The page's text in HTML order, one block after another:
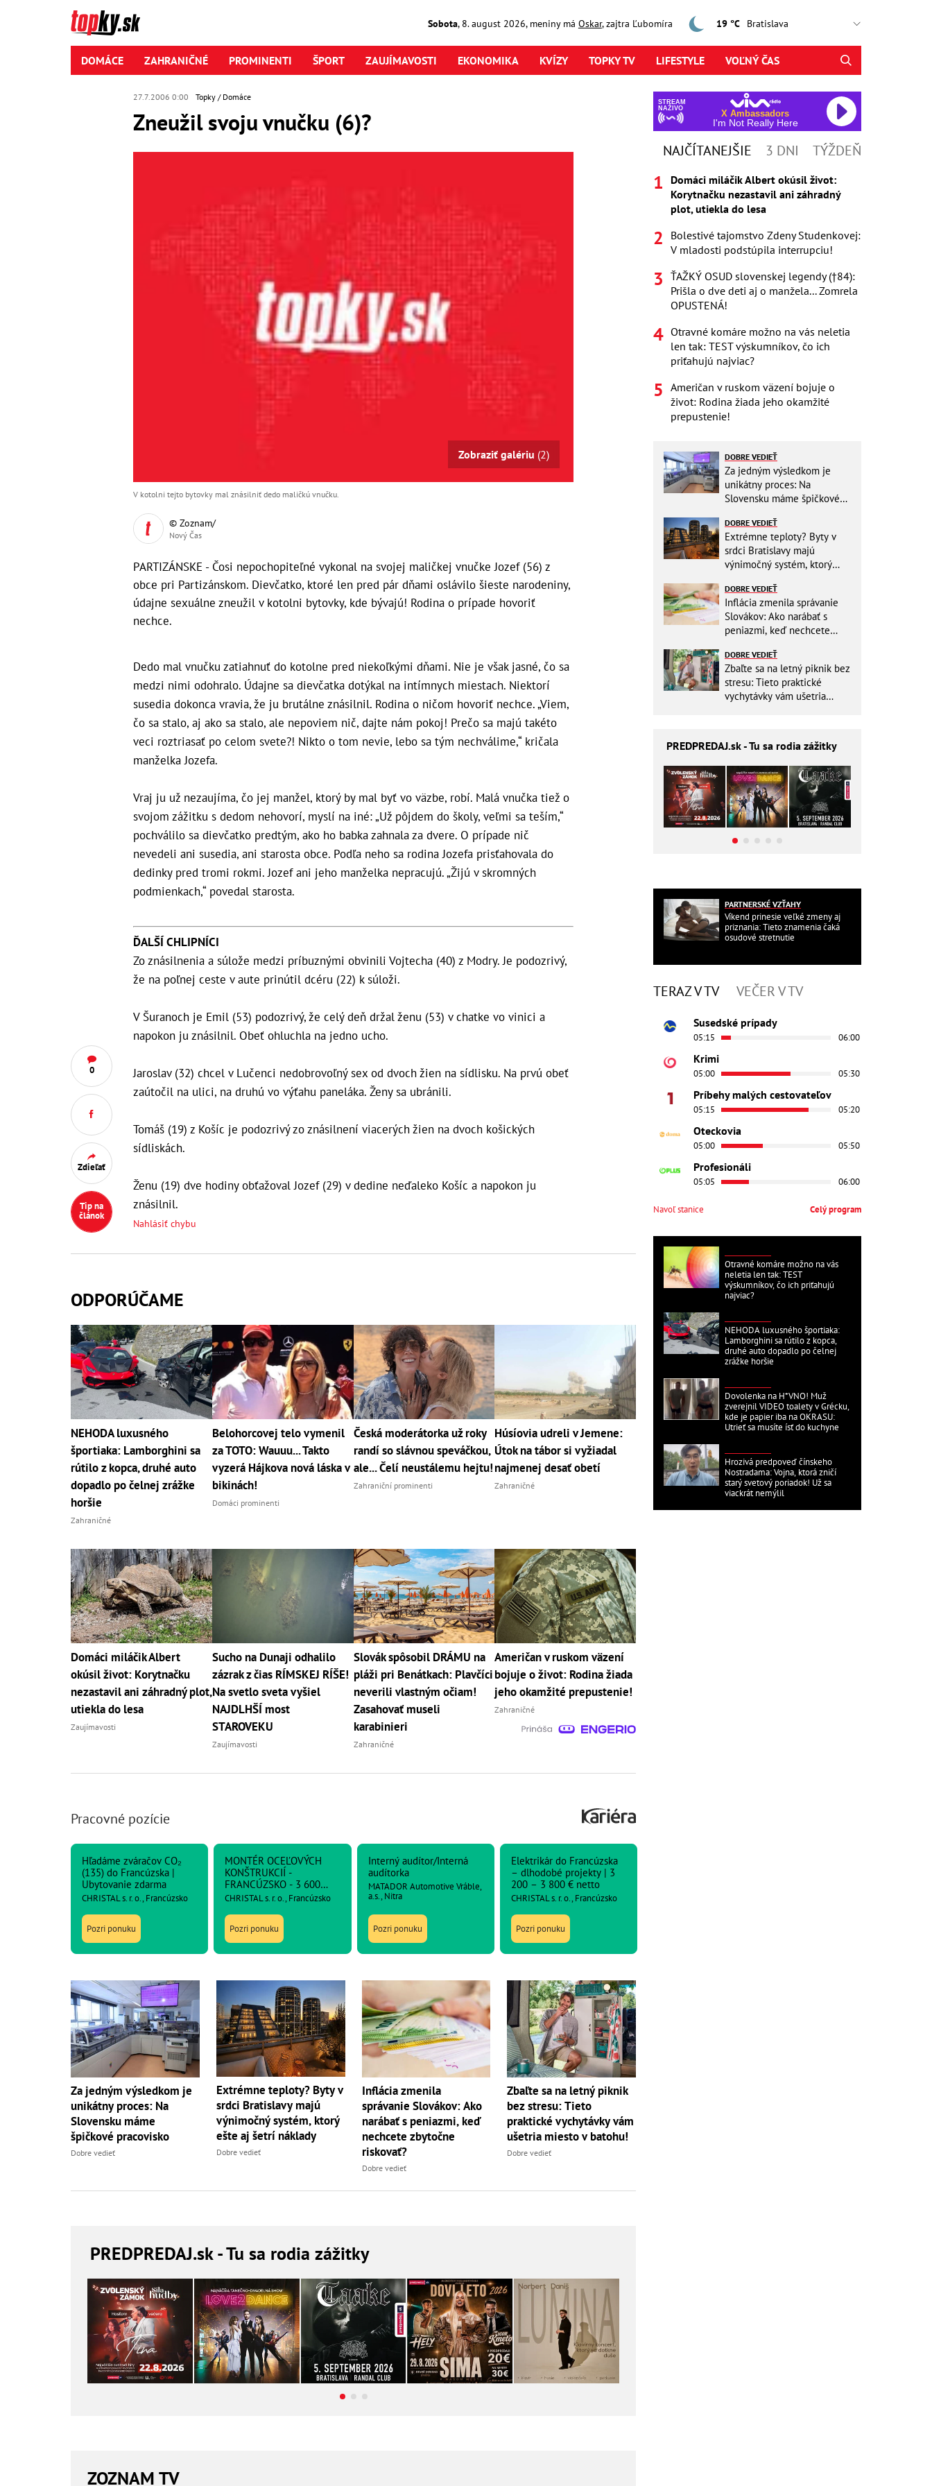
Sobota, 8. august2026, meniny má Oskar, zajtra Ľubomíra 19 °C
DOMÁCE ZAHRANIČNÉ PROMINENTI ŠPORT ZAUJÍMAVOSTI EKONOMIKA KVÍZY TOPKY TV LIFESTYLE VOĽNÝ ČAS
27.7.2006 0:00 Topky Domáce
Zneužil svoju vnučku (6)?
0
Zdieľať
Tip na
článok
Zobraziť galériu (2)
V kotolni tejto bytovky mal znásilniť dedo maličkú vnučku.
© Zoznam/
Nový Čas
PARTIZÁNSKE - Čosi nepochopiteľné vykonal na svojej maličkej vnučke Jozef (56) z
obce pri Partizánskom. Dievčatko, ktoré len pred pár dňami oslávilo šieste narodeniny,
údajne sexuálne zneužil v kotolni bytovky, kde bývajú! Rodina o prípade hovoriť
nechce.
Dedo mal vnučku zatiahnuť do kotolne pred niekoľkými dňami. Nie je však jasné, čo sa
medzi nimi odohralo. Údajne sa dievčatka dotýkal na intímnych miestach. Niektorí
susedia dokonca vravia, že ju brutálne znásilnil. Rodina o ničom hovoriť nechce. „Viem,
čo sa stalo, aj ako sa stalo, ale nepoviem nič, dajte nám pokoj! Prečo sa majú takéto
veci roztriasať po celom svete?! Nikto o tom nevie, lebo sa tým nechválime,“ kričala
manželka Jozefa.
Vraj ju už nezaujíma, čo jej manžel, ktorý by mal byť vo väzbe, robí. Malá vnučka tiež o
svojom zážitku s dedom nehovorí, myslí na iné: „Už pôjdem do školy, veľmi sa teším,“
pochválilo sa dievčatko predtým, ako ho babka zahnala za dvere. O prípade nič
nevedeli ani susedia, ani starosta obce. Podľa neho sa rodina Jozefa prisťahovala do
dedinky pred tromi rokmi. Jozef ani jeho manželka nepracujú. „Žijú v skromných
podmienkach,“ povedal starosta.
ĎALŠÍ CHLIPNÍCI
Zo znásilnenia a súlože medzi príbuznými obvinili Vojtecha (40) z Modry. Je podozrivý,
že na poľnej ceste v aute prinútil dcéru (22) k súloži.
V Šuranoch je Emil (53) podozrivý, že celý deň držal ženu (53) v chatke vo vinici a
napokon ju znásilnil. Obeť ohluchla na jedno ucho.
Jaroslav (32) chcel v Lučenci nedobrovoľný sex od dvoch žien na sídlisku. Na prvú obeť
zaútočil na ulici, na druhú vo výťahu paneláka. Ženy sa ubránili.
Tomáš (19) z Košíc je podozrivý zo znásilnení viacerých žien na dvoch košických
sídliskách.
Ženu (19) dve hodiny obťažoval Jozef (29) v dedine neďaleko Košíc a napokon ju
znásilnil.
Nahlásiť chybu
ODPORÚČAME
NEHODA luxusného
športiaka: Lamborghini sa
rútilo z kopca, druhé auto
dopadlo po čelnej zrážke
horšie
Zahraničné
Belohorcovej telo vymenil
za TOTO: Wauuu... Takto
vyzerá Hájkova nová láska v
bikinách!
Domáci prominenti
Česká moderátorka už roky
randí so slávnou speváčkou,
ale... Čelí neustálemu hejtu!
Zahraniční prominenti
Húsíovia udreli v Jemene:
Útok na tábor si vyžiadal
najmenej desať obetí
Zahraničné
Domáci miláčik Albert
okúsil život: Korytnačku
nezastavil ani záhradný plot,
utiekla do lesa
Zaujímavosti
Sucho na Dunaji odhalilo
zázrak z čias RÍMSKEJ RÍŠE!
Na svetlo sveta vyšiel
NAJDLHŠÍ most
STAROVEKU
Zaujímavosti
Slovák spôsobil DRÁMU na
pláži pri Benátkach: Plavčíci
neverili vlastným očiam!
Zasahovať museli
karabinieri
Zahraničné
Američan v ruskom väzení
bojuje o život: Rodina žiada
jeho okamžité prepustenie!
Zahraničné
Pracovné pozície
Hľadáme zváračov CO₂
(135) do Francúzska |
Ubytovanie zdarma
CHRISTAL s. r. o., Francúzsko
Pozri ponuku
MONTÉR OCEĽOVÝCH
KONŠTRUKCIÍ -
FRANCÚZSKO - 3 600
netto
CHRISTAL s. r. o., Francúzsko
Pozri ponuku
Interný audítor/Interná
audítorka
MATADOR Automotive Vráble,
a.s., Nitra
Pozri ponuku
Elektrikár do Francúzska
– dlhodobé projekty | 3
200 – 3 800 € netto
CHRISTAL s. r. o., Francúzsko
Pozri ponuku
Za jedným výsledkom je
unikátny proces: Na
Slovensku máme
špičkové pracovisko
Dobre vedieť
Extrémne teploty? Byty v
srdci Bratislavy majú
výnimočný systém, ktorý
ešte aj šetrí náklady
Dobre vedieť
Inflácia zmenila
správanie Slovákov: Ako
narábať s peniazmi, keď
nechcete zbytočne
riskovať?
Dobre vedieť
Zbaľte sa na letný piknik
bez stresu: Tieto
praktické vychytávky vám
ušetria miesto v batohu!
Dobre vedieť
PREDPREDAJ.sk - Tu sa rodia zážitky
ZOZNAM TV
STREAM
NAŽIVO
X Ambassadors
I'm Not Really Here
NAJČÍTANEJŠIE 3 DNI TÝŽDEŇ
Domáci miláčik Albert okúsil život:
Korytnačku nezastavil ani záhradný
plot, utiekla do lesa
Bolestivé tajomstvo Zdeny Studenkovej:
V mladosti podstúpila interrupciu!
ŤAŽKÝ OSUD slovenskej legendy (†84):
Prišla o dve deti aj o manžela... Zomrela
OPUSTENÁ!
Otravné komáre možno na vás neletia
len tak: TEST výskumníkov, čo ich
priťahujú najviac?
Američan v ruskom väzení bojuje o
život: Rodina žiada jeho okamžité
prepustenie!
DOBRE VEDIEŤ
Za jedným výsledkom je
unikátny proces: Na
Slovensku máme špičkové
DOBRE VEDIEŤ
Extrémne teploty? Byty v
srdci Bratislavy majú
výnimočný systém, ktorý
DOBRE VEDIEŤ
Inflácia zmenila správanie
Slovákov: Ako narábať s
peniazmi, keď nechcete
DOBRE VEDIEŤ
Zbaľte sa na letný piknik bez
stresu: Tieto praktické
vychytávky vám ušetria
PREDPREDAJ.sk - Tu sa rodia zážitky
PARTNERSKÉ VZŤAHY
Víkend prinesie veľké zmeny aj
priznania: Tieto znamenia čaká
osudové stretnutie
TERAZ V TV VEČER V TV
Susedské prípady
05:15 06:00
Krimi
05:00 05:30
Príbehy malých cestovateľov
05:15 05:20
Oteckovia
05:00 05:50
Profesionáli
05:05 06:00
Navoľ stanice Celý program
Otravné komáre možno na vás
neletia len tak: TEST
výskumníkov, čo ich priťahujú
najviac?
NEHODA luxusného športiaka:
Lamborghini sa rútilo z kopca,
druhé auto dopadlo po čelnej
zrážke horšie
Dovolenka na H*VNO! Muž
zverejnil VIDEO toalety v Grécku,
kde je papier iba na OKRASU:
Utrieť sa musíte ísť do kuchyne
Hrozivá predpoveď čínskeho
Nostradama: Vojna, ktorá zničí
starý svetový poriadok! Už sa
viackrát nemýlil